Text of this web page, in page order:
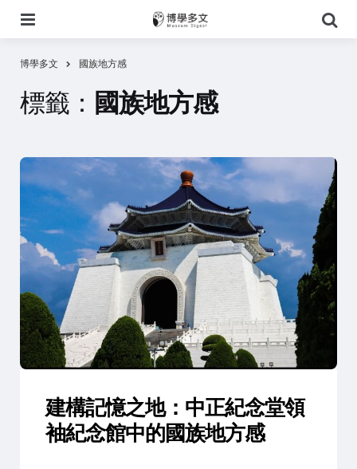
尋
博學多文 國族地方感
標籤： 國族地方感
建構記憶之地：中正紀念堂領
袖紀念館中的國族地方感